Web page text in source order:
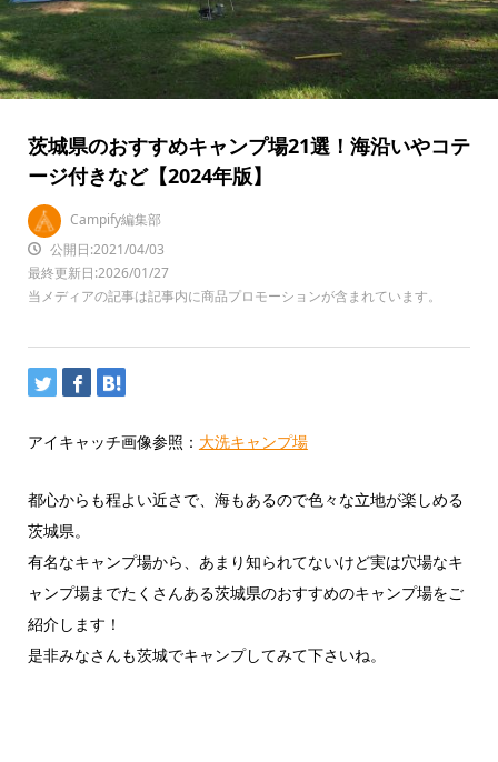
茨城県のおすすめキャンプ場21選！海沿いやコテ
ージ付きなど【2024年版】
Campify編集部
公開日:2021/04/03
最終更新日:2026/01/27
当メディアの記事は記事内に商品プロモーションが含まれています。
アイキャッチ画像参照： 大洗キャンプ場
都心からも程よい近さで、海もあるので色々な立地が楽しめる
茨城県。
有名なキャンプ場から、あまり知られてないけど実は穴場なキ
ャンプ場までたくさんある茨城県のおすすめのキャンプ場をご
紹介します！
是非みなさんも茨城でキャンプしてみて下さいね。